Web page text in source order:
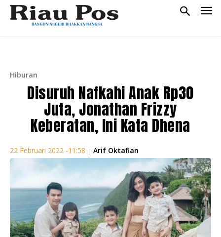
Hiburan
Disuruh Nafkahi Anak Rp30
Juta, Jonathan Frizzy
Keberatan, Ini Kata Dhena
22 Februari 2022 -11:58 | Arif Oktafian